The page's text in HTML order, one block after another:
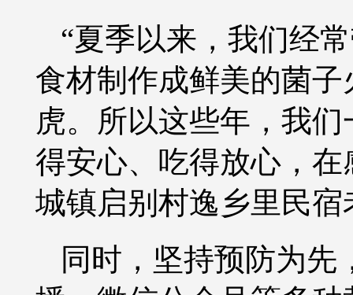
“夏季以来，我们经
食材制作成鲜美的菌
虎。所以这些年，我们
得安心、吃得放心，
城镇启别村逸乡里民宿
同时，坚持预防为